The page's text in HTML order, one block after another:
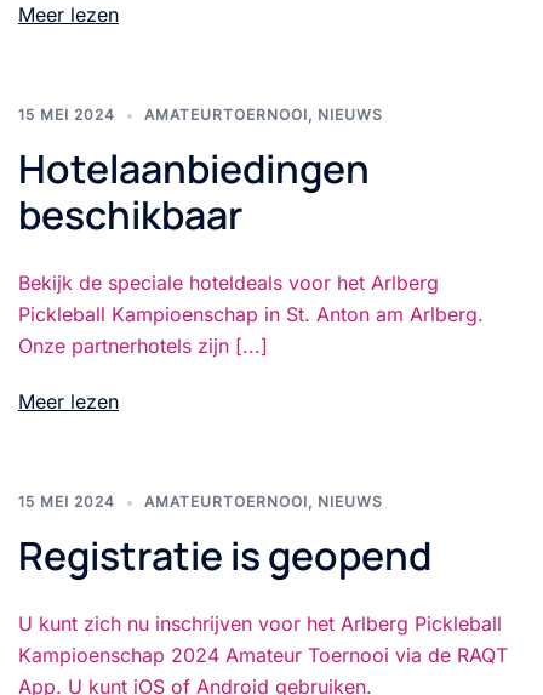
Meer lezen
15 MEI 2024 AMATEURTOERNOOI, NIEUWS
Hotelaanbiedingen
beschikbaar
Bekijk de speciale hoteldeals voor het Arlberg
Pickleball Kampioenschap in St. Anton am Arlberg.
Onze partnerhotels zijn [...]
Meer lezen
15 MEI 2024 AMATEURTOERNOOI, NIEUWS
Registratie is geopend
U kunt zich nu inschrijven voor het Arlberg Pickleball
Kampioenschap 2024 Amateur Toernooi via de RAQT
App. U kunt iOS of Android gebruiken.